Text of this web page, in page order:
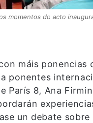
momentos do acto
máis ponencias
ponentes
París 8, Ana
un debate